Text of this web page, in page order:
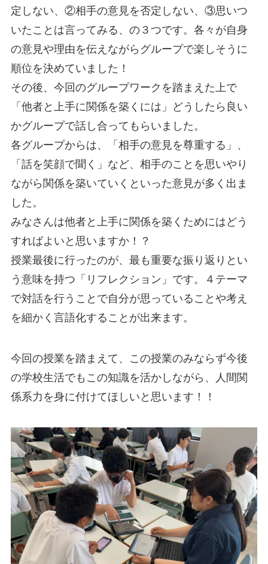
定しない、②相手の意見を否定しない、③思いつ
いたことは言ってみる、の３つです。各々が自身
の意見や理由を伝えながらグループで楽しそうに
順位を決めていました！
その後、今回のグループワークを踏まえた上で
「他者と上手に関係を築くには」どうしたら良い
かグループで話し合ってもらいました。
各グループからは、「相手の意見を尊重する」、
「話を笑顔で聞く」など、相手のことを思いやり
ながら関係を築いていくといった意見が多く出ま
した。
みなさんは他者と上手に関係を築くためにはどう
すればよいと思いますか！？
授業最後に行ったのが、最も重要な振り返りとい
う意味を持つ「リフレクション」です。４テーマ
で対話を行うことで自分が思っていることや考え
を細かく言語化することが出来ます。
今回の授業を踏まえて、この授業のみならず今後
の学校生活でもこの知識を活かしながら、人間関
係系力を身に付けてほしいと思います！！